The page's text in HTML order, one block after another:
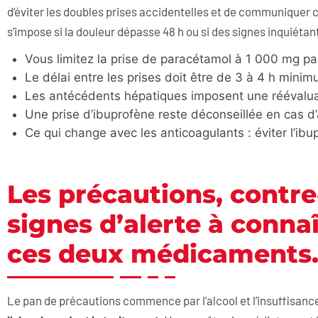
d’éviter les doubles prises accidentelles et de
s’impose si la douleur dépasse 48 h ou si des signes
Vous limitez la prise de paracétamol à 1 000 mg
Le délai entre les prises doit être de 3 à 4 h
Les antécédents hépatiques imposent une
Une prise d’ibuprofène reste déconseillée en cas
Ce qui change avec les anticoagulants : éviter
Les précautions,
signes d’alerte à
ces deux médicaments.
Le pan de précautions commence par l’alcool et